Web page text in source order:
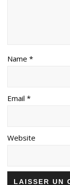
Name *
Email *
Website